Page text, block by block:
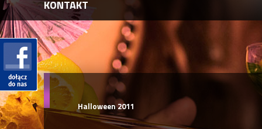
KONTAKT
Halloween 2011